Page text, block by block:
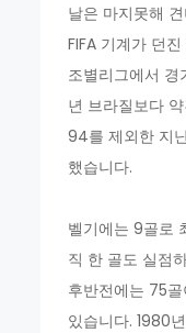
날은 마지못해
FIFA 기계가 던
조별리그에서
년 브라질보다
94를 제외한 지
했습니다.
벨기에는 9골로
직 한 골도 실점
후반전에는 75
있습니다. 1980